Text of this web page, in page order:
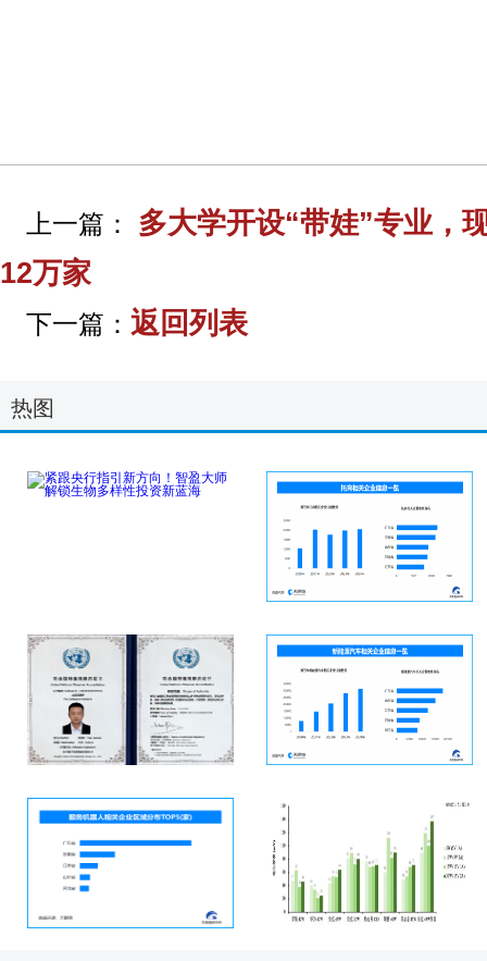
上一篇： 多大学开设“带娃”专业，
12万家
下一篇： 返回列表
热图
紧跟央行指引新方向！
智盈大师解锁生物
点击详细
多大学开设“带娃”专
业，现存托育相关
点击详细
中国数字企业家亮相国
际舞台，袁道红获
台，现存新能源汽
点击详细